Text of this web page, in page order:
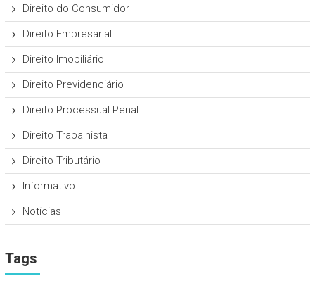
Direito do Consumidor
Direito Empresarial
Direito Imobiliário
Direito Previdenciário
Direito Processual Penal
Direito Trabalhista
Direito Tributário
Informativo
Notícias
Tags